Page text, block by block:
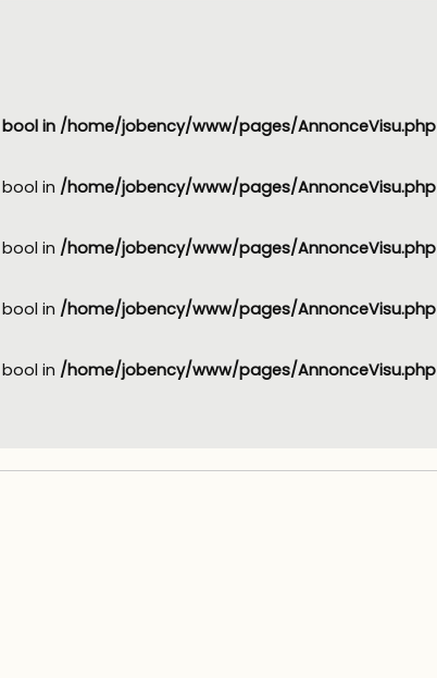
in /home/jobency/www/pages/AnnonceVisu.php
in /home/jobency/www/pages/AnnonceVisu.php
in /home/jobency/www/pages/AnnonceVisu.php
in /home/jobency/www/pages/AnnonceVisu.php
in /home/jobency/www/pages/AnnonceVisu.php